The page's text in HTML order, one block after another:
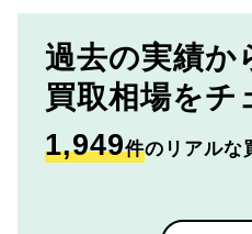
過去の実績か
買取相場をチ
1,949件のリアルな